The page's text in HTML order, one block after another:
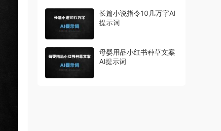
长篇小说指令10几万字AI
提示词
母婴用品小红书种草文案
AI提示词